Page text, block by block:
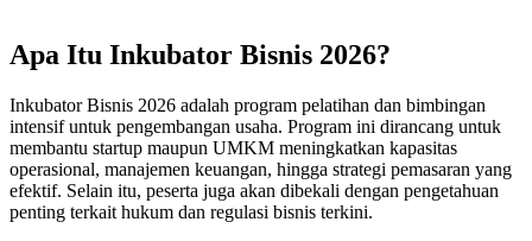
Apa Itu Inkubator Bisnis 2026?
Inkubator Bisnis 2026 adalah program pelatihan dan bimbingan
intensif untuk pengembangan usaha. Program ini dirancang untuk
membantu startup maupun UMKM meningkatkan kapasitas
operasional, manajemen keuangan, hingga strategi pemasaran yang
efektif. Selain itu, peserta juga akan dibekali dengan pengetahuan
penting terkait hukum dan regulasi bisnis terkini.